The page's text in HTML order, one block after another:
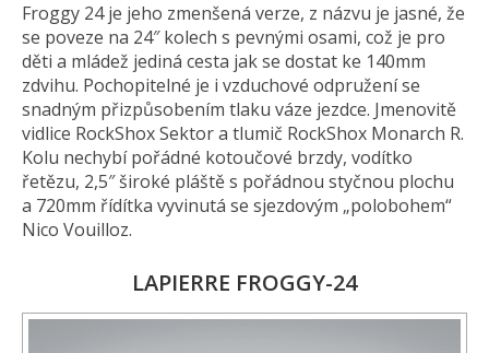
Froggy 24 je jeho zmenšená verze, z názvu je jasné, že
se poveze na 24″ kolech s pevnými osami, což je pro
děti a mládež jediná cesta jak se dostat ke 140mm
zdvihu. Pochopitelné je i vzduchové odpružení se
snadným přizpůsobením tlaku váze jezdce. Jmenovitě
vidlice RockShox Sektor a tlumič RockShox Monarch R.
Kolu nechybí pořádné kotoučové brzdy, vodítko
řetězu, 2,5″ široké pláště s pořádnou styčnou plochu
a 720mm řídítka vyvinutá se sjezdovým „polobohem“
Nico Vouilloz.
LAPIERRE FROGGY-24